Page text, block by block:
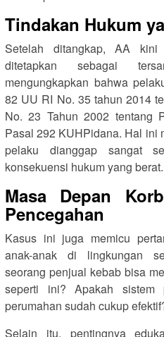
Tindakan Hukum
Setelah ditangkap, AA
ditetapkan sebagai
mengungkapkan bahwa
82 UU RI No. 35 tahun 2014
No. 23 Tahun 2002 tentang
Pasal 292 KUHPidana. Hal ini
pelaku dianggap sangat
konsekuensi hukum yang berat.
Masa Depan
Pencegahan
Kasus ini juga memicu
anak-anak di lingkungan
seorang penjual kebab bisa
seperti ini? Apakah sistem
perumahan sudah cukup
Selain itu, pentingnya